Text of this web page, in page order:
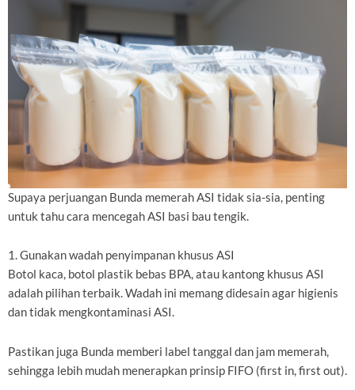
Supaya perjuangan Bunda memerah ASI tidak sia-sia, penting
untuk tahu cara mencegah ASI basi bau tengik.
1. Gunakan wadah penyimpanan khusus ASI
Botol kaca, botol plastik bebas BPA, atau kantong khusus ASI
adalah pilihan terbaik. Wadah ini memang didesain agar higienis
dan tidak mengkontaminasi ASI.
Pastikan juga Bunda memberi label tanggal dan jam memerah,
sehingga lebih mudah menerapkan prinsip FIFO (first in, first out).